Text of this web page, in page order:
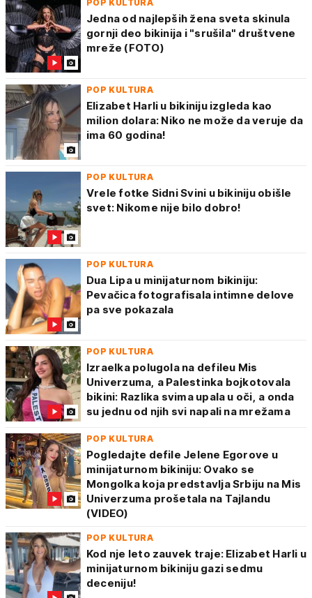
POP KULTURA
Jedna od najlepših žena sveta skinula
gornji deo bikinija i "srušila" društvene
mreže (FOTO)
POP KULTURA
Elizabet Harli u bikiniju izgleda kao
milion dolara: Niko ne može da veruje da
ima 60 godina!
POP KULTURA
Vrele fotke Sidni Svini u bikiniju obišle
svet: Nikome nije bilo dobro!
POP KULTURA
Dua Lipa u minijaturnom bikiniju:
Pevačica fotografisala intimne delove
pa sve pokazala
POP KULTURA
Izraelka polugola na defileu Mis
Univerzuma, a Palestinka bojkotovala
bikini: Razlika svima upala u oči, a onda
su jednu od njih svi napali na mrežama
POP KULTURA
Pogledajte defile Jelene Egorove u
minijaturnom bikiniju: Ovako se
Mongolka koja predstavlja Srbiju na Mis
Univerzuma prošetala na Tajlandu
(VIDEO)
POP KULTURA
Kod nje leto zauvek traje: Elizabet Harli u
minijaturnom bikiniju gazi sedmu
deceniju!